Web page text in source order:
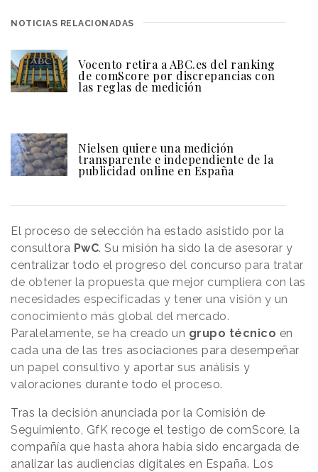
NOTICIAS RELACIONADAS
Vocento retira a ABC.es del ranking
de comScore por discrepancias con
las reglas de medición
Nielsen quiere una medición
transparente e independiente de la
publicidad online en España
El proceso de selección ha estado asistido por la
consultora PwC. Su misión ha sido la de asesorar y
centralizar todo el progreso del concurso para tratar
de obtener la propuesta que mejor cumpliera con las
necesidades especificadas y tener una visión y un
conocimiento más global del mercado.
Paralelamente, se ha creado un grupo técnico en
cada una de las tres asociaciones para desempeñar
un papel consultivo y aportar sus análisis y
valoraciones durante todo el proceso.
Tras la decisión anunciada por la Comisión de
Seguimiento, GfK recoge el testigo de comScore, la
compañía que hasta ahora había sido encargada de
analizar las audiencias digitales en España. Los